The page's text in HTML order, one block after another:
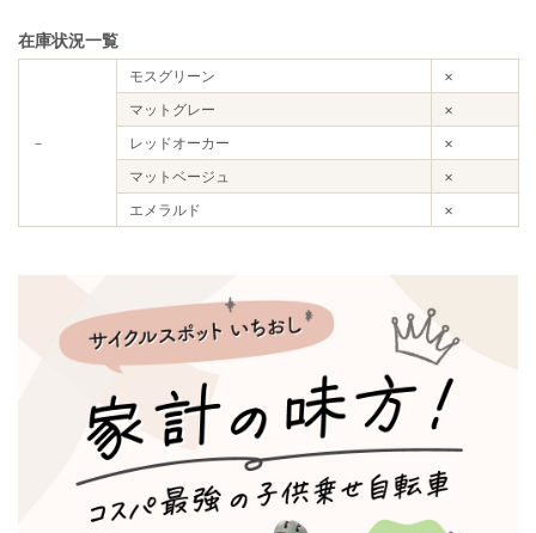
在庫状況一覧
－
モスグリーン
×
マットグレー
×
レッドオーカー
×
マットベージュ
×
エメラルド
×